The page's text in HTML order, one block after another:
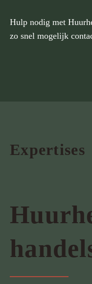
Hulp nodig met
zo snel mogelijk
Expertises